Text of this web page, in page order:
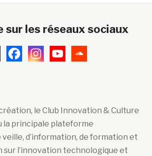
sur les réseaux sociaux
le Club Innovation & Culture
la principale plateforme
d’information, de formation et
sur l’innovation technologique et